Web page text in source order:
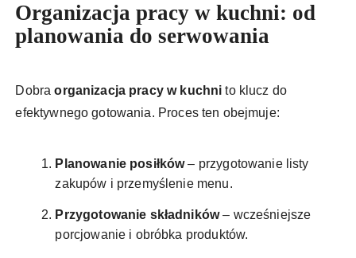
Organizacja pracy w kuchni: od
planowania do serwowania
Dobraorganizacja pracy w kuchni to klucz do
efektywnego gotowania. Proces ten obejmuje:
Planowanie posiłków– przygotowanie listy
zakupów i przemyślenie menu.
Przygotowanie składników– wcześniejsze
porcjowanie i obróbka produktów.